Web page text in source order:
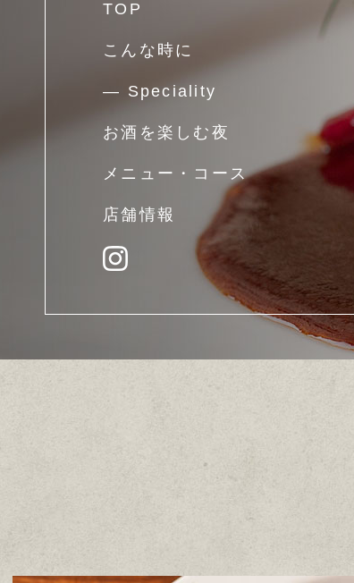
TOP
こんな時に
― Speciality
お酒を楽しむ夜
メニュー・コース
店舗情報